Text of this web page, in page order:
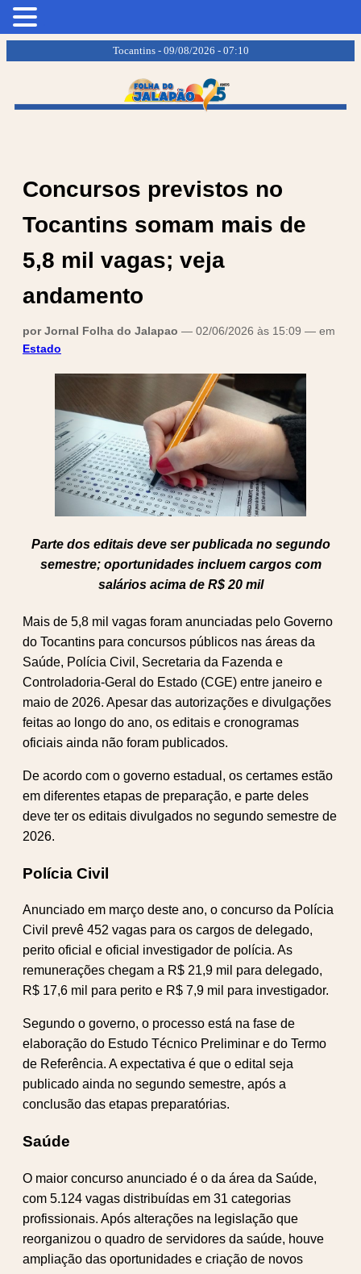
Tocantins - 09/08/2026 - 07:10
Concursos previstos no
Tocantins somam mais de
5,8 mil vagas; veja
andamento
por Jornal Folha do Jalapao — 02/06/2026 às 15:09 — em
Estado
Parte dos editais deve ser publicada no segundo
semestre; oportunidades incluem cargos com
salários acima de R$ 20 mil
Mais de 5,8 mil vagas foram anunciadas pelo Governo
do Tocantins para concursos públicos nas áreas da
Saúde, Polícia Civil, Secretaria da Fazenda e
Controladoria-Geral do Estado (CGE) entre janeiro e
maio de 2026. Apesar das autorizações e divulgações
feitas ao longo do ano, os editais e cronogramas
oficiais ainda não foram publicados.
De acordo com o governo estadual, os certames estão
em diferentes etapas de preparação, e parte deles
deve ter os editais divulgados no segundo semestre de
2026.
Polícia Civil
Anunciado em março deste ano, o concurso da Polícia
Civil prevê 452 vagas para os cargos de delegado,
perito oficial e oficial investigador de polícia. As
remunerações chegam a R$ 21,9 mil para delegado,
R$ 17,6 mil para perito e R$ 7,9 mil para investigador.
Segundo o governo, o processo está na fase de
elaboração do Estudo Técnico Preliminar e do Termo
de Referência. A expectativa é que o edital seja
publicado ainda no segundo semestre, após a
conclusão das etapas preparatórias.
Saúde
O maior concurso anunciado é o da área da Saúde,
com 5.124 vagas distribuídas em 31 categorias
profissionais. Após alterações na legislação que
reorganizou o quadro de servidores da saúde, houve
ampliação das oportunidades e criação de novos